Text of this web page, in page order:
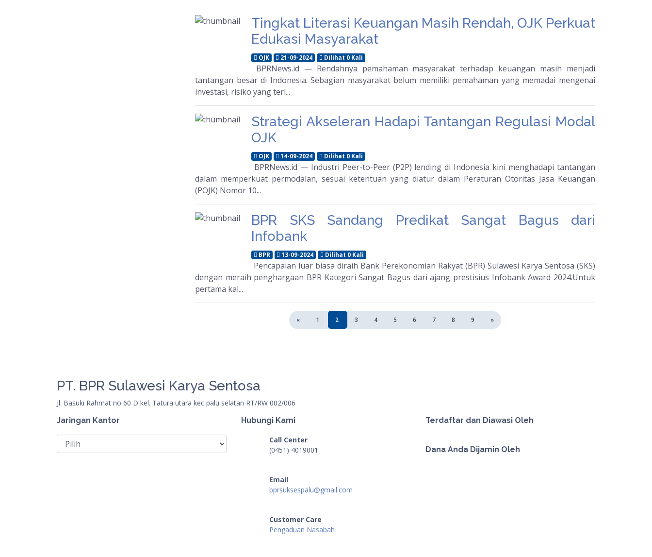
Tingkat Literasi Keuangan Masih Rendah, OJK Perkuat
Edukasi Masyarakat
OJK 21-09-2024 Dilihat 0 Kali
BPRNews.id — Rendahnya pemahaman masyarakat terhadap keuangan masih menjadi
tantangan besar di Indonesia. Sebagian masyarakat belum memiliki pemahaman yang memadai mengenai
investasi, risiko yang terl...
Strategi Akseleran Hadapi Tantangan Regulasi Modal
OJK
OJK 14-09-2024 Dilihat 0 Kali
BPRNews.id — Industri Peer-to-Peer (P2P) lending di Indonesia kini menghadapi tantangan
dalam memperkuat permodalan, sesuai ketentuan yang diatur dalam Peraturan Otoritas Jasa Keuangan
(POJK) Nomor 10...
BPR SKS Sandang Predikat Sangat Bagus dari
Infobank
BPR 13-09-2024 Dilihat 0 Kali
Pencapaian luar biasa diraih Bank Perekonomian Rakyat (BPR) Sulawesi Karya Sentosa (SKS)
dengan meraih penghargaan BPR Kategori Sangat Bagus dari ajang prestisius Infobank Award 2024.Untuk
pertama kal...
« 1 2 3 4 5 6 7 8 9 »
PT. BPR Sulawesi Karya Sentosa
Jl. Basuki Rahmat no 60 D kel. Tatura utara kec palu selatan RT/RW 002/006
Jaringan Kantor
Hubungi Kami
Call Center
(0451) 4019001
Email
bprsuksespalu@gmail.com
Customer Care
Pengaduan Nasabah
Terdaftar dan Diawasi Oleh
Dana Anda Dijamin Oleh